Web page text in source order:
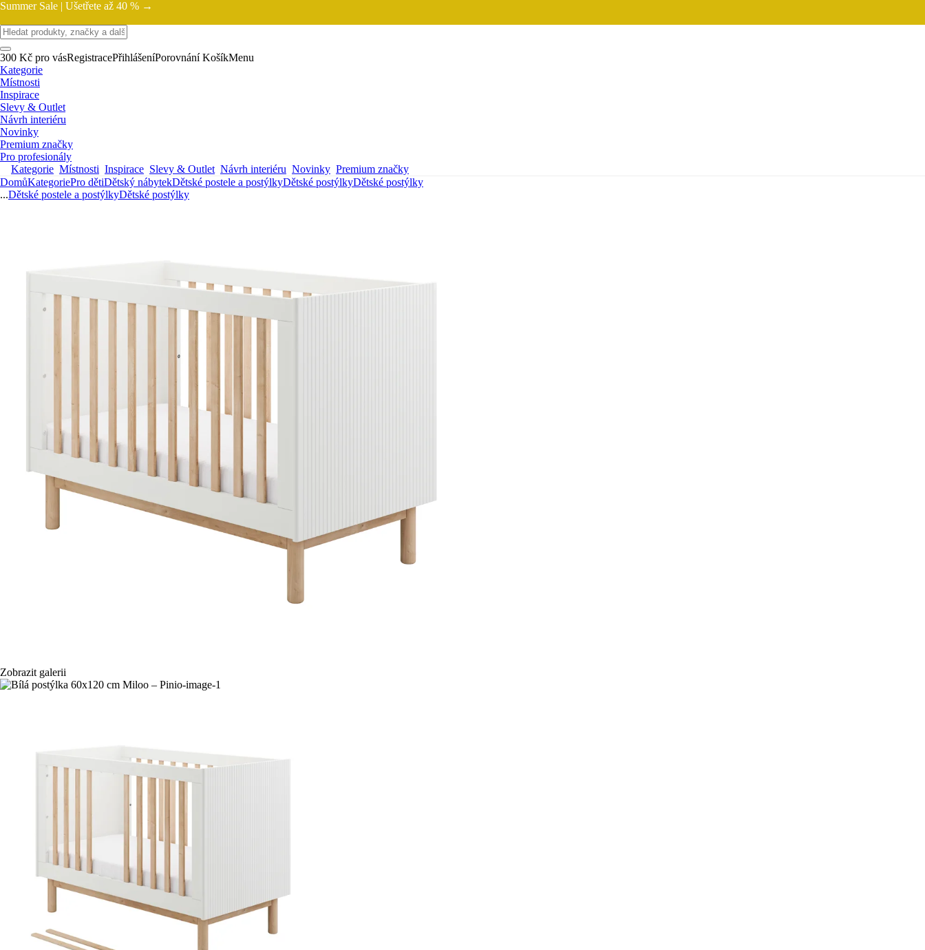
Summer Sale | Ušetřete až 40 % →
300 Kč pro vásRegistracePřihlášeníPorovnání KošíkMenu
Kategorie
Místnosti
Inspirace
Slevy & Outlet
Návrh interiéru
Novinky
Premium značky
Pro profesionály
Kategorie Místnosti Inspirace Slevy & Outlet Návrh interiéru Novinky Premium značky
DomůKategoriePro dětiDětský nábytekDětské postele a postýlkyDětské postýlkyDětské postýlky
...Dětské postele a postýlkyDětské postýlky
Zobrazit galerii